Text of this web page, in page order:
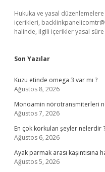
Hukuka ve yasal
içerikleri,
halinde, ilgili içerikler yasal
Son Yazılar
Kuzu etinde omega 3 var mı ?
Ağustos 8, 2026
Monoamin nörotransmiterleri
Ağustos 7, 2026
En çok korkulan şeyler nelerdir ?
Ağustos 6, 2026
Ayak parmak arası kaşıntısına
Ağustos 5, 2026